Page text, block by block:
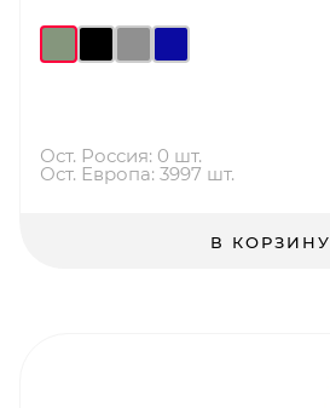
Ост. Россия: 0 шт.
Ост. Европа: 3997 шт.
В КОРЗИНУ